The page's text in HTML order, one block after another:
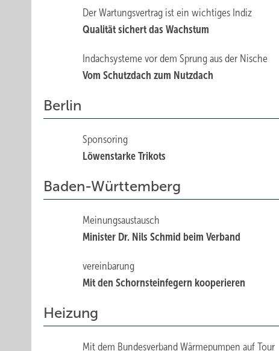
Der Wartungsvertrag ist ein wichtiges Indiz
Qualität sichert das Wachstum
Indachsysteme vor dem Sprung aus der Nische
Vom Schutzdach zum Nutzdach
Berlin
Sponsoring
Löwenstarke ­Trikots
Baden-Württemberg
Meinungsaustausch
Minister Dr. Nils Schmid beim Verband
vereinbarung
Mit den Schornsteinfegern kooperieren
Heizung
Mit dem Bundesverband Wärmepumpen auf Tour